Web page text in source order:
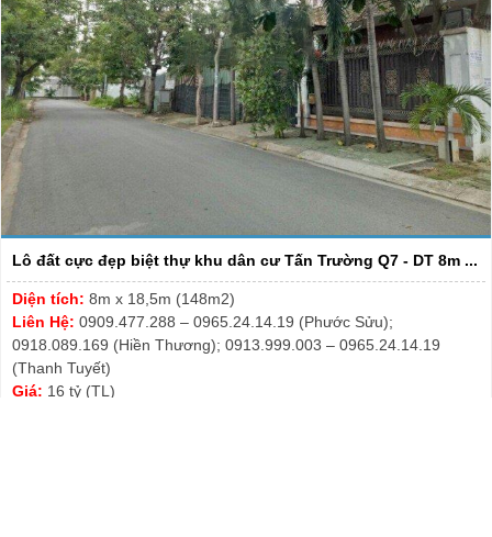
Lô đất cực đẹp biệt thự khu dân cư Tấn Trường Q7 - DT 8m ...
Diện tích: 8m x 18,5m (148m2)
Liên Hệ: 0909.477.288 – 0965.24.14.19 (Phước Sửu);
0918.089.169 (Hiền Thương); 0913.999.003 – 0965.24.14.19
(Thanh Tuyết)
Giá: 16 tỷ (TL)